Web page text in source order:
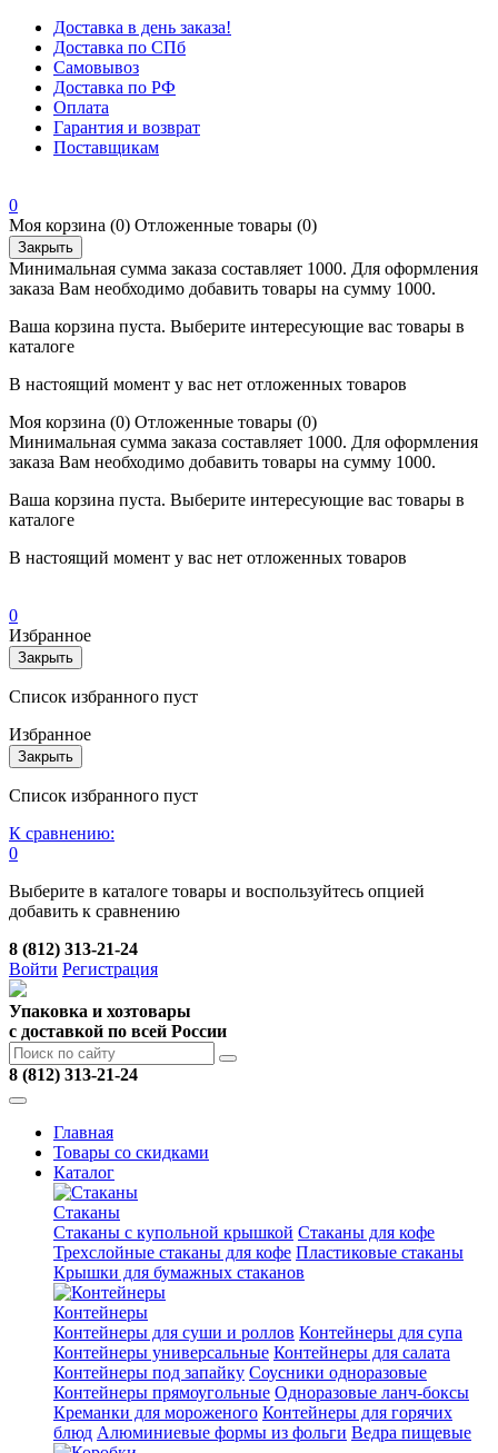
Доставка в день заказа!
Доставка по СПб
Самовывоз
Доставка по РФ
Оплата
Гарантия и возврат
Поставщикам
0
Моя корзина (0) Отложенные товары (0)
Закрыть
Минимальная сумма заказа составляет 1000. Для оформления
заказа Вам необходимо добавить товары на сумму 1000.
Ваша корзина пуста. Выберите интересующие вас товары в
каталоге
В настоящий момент у вас нет отложенных товаров
Моя корзина (0) Отложенные товары (0)
Минимальная сумма заказа составляет 1000. Для оформления
заказа Вам необходимо добавить товары на сумму 1000.
Ваша корзина пуста. Выберите интересующие вас товары в
каталоге
В настоящий момент у вас нет отложенных товаров
0
Избранное
Закрыть
Список избранного пуст
Избранное
Закрыть
Список избранного пуст
К сравнению:
0
Выберите в каталоге товары и воспользуйтесь опцией
добавить к сравнению
8 (812) 313-21-24
Войти Регистрация
Упаковка и хозтовары
с доставкой по всей России
8 (812) 313-21-24
Главная
Товары со скидками
Каталог
Стаканы
Стаканы с купольной крышкой Стаканы для кофе
Трехслойные стаканы для кофе Пластиковые стаканы
Крышки для бумажных стаканов
Контейнеры
Контейнеры для суши и роллов Контейнеры для супа
Контейнеры универсальные Контейнеры для салата
Контейнеры под запайку Соусники одноразовые
Контейнеры прямоугольные Одноразовые ланч-боксы
Креманки для мороженого Контейнеры для горячих
блюд Алюминиевые формы из фольги Ведра пищевые